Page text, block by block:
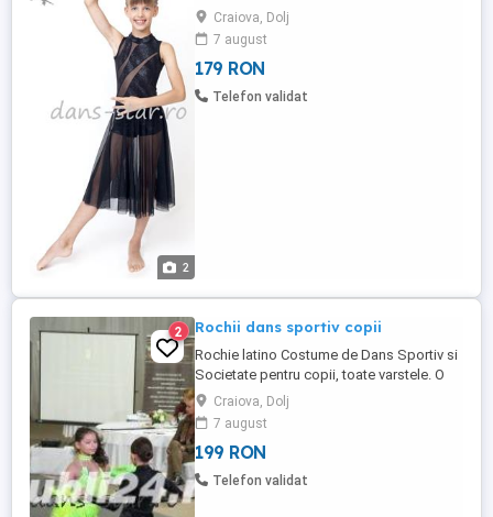
2
marimea ,modelul si culoare dorita
Craiova, Dolj
7 august
179 RON
Telefon validat
2 Rochii dans sportiv copii
Rochie latino Costume de Dans Sportiv si
Societate pentru copii, toate varstele. O
experienta bogata cu multe Scoli de Dans
* * * premiate la competitii nationale si
internationale. Atelier de creatie
vestimentara cu foarte multe materiale si
accesorii diferite. Putem confectiona orice
Craiova, Dolj
7 august
199 RON
Telefon validat